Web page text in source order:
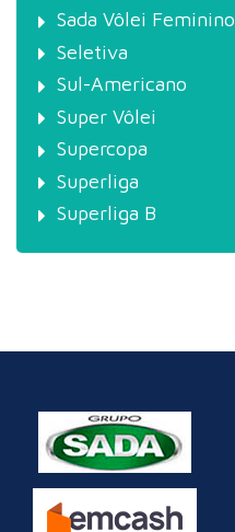
Sada Vôlei Feminino
Seletiva
Sul-Americano
Super Vôlei
Supercopa
Superliga
Superliga B